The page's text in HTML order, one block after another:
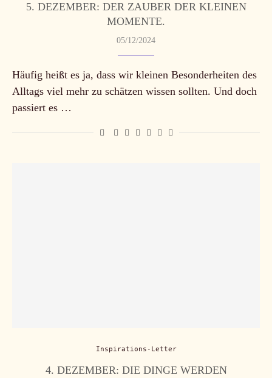
5. DEZEMBER: DER ZAUBER DER KLEINEN
MOMENTE.
05/12/2024
Häufig heißt es ja, dass wir kleinen Besonderheiten des
Alltags viel mehr zu schätzen wissen sollten. Und doch
passiert es …
Inspirations-Letter
4. DEZEMBER: DIE DINGE WERDEN